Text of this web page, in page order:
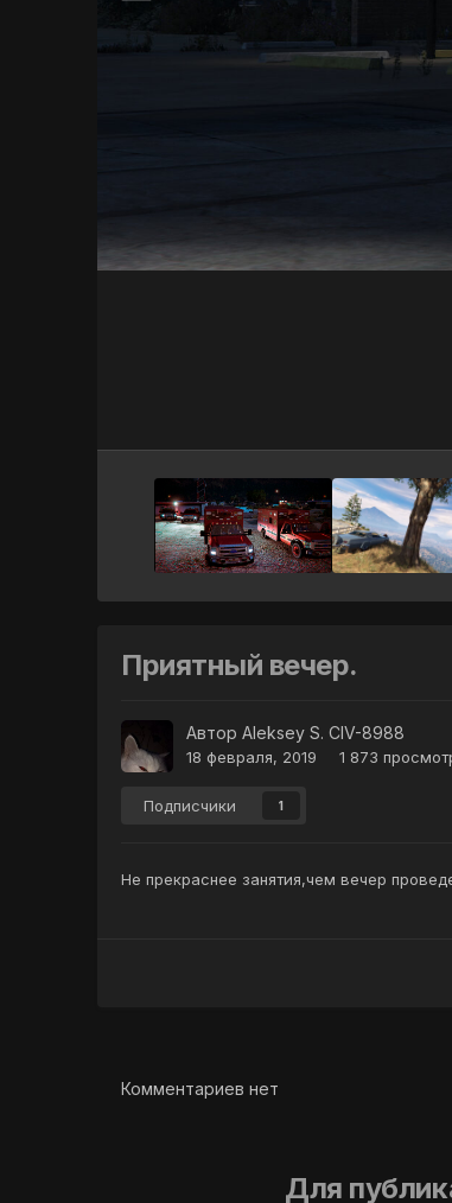
Приятный вечер.
АвторAleksey S. CIV-8988
18 февраля, 2019 1 873
Подписчики 1
Не прекраснее занятия,чем вечер
Комментариев нет
Для